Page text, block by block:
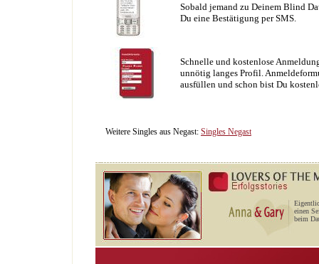
Sobald jemand zu Deinem Blind
Du eine Bestätigung per SMS.
Schnelle und kostenlose
unnötig langes Profil.
ausfüllen und schon bist Du
Weitere Singles aus Negast: Singles Negast
einen
beim